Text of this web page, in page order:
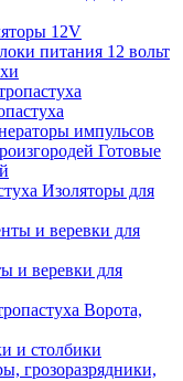
12V
питания 12 вольт
импульсов
Готовые
Изоляторы для
и веревки для
Ворота,
и столбики